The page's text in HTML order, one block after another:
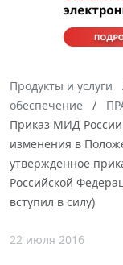
Продукты и услуги
обеспечение
Приказ МИД
изменения в
утвержденное
Российской
вступил в силу)
22 июля 2016